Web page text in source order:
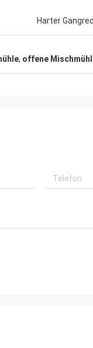
Harter
, offene